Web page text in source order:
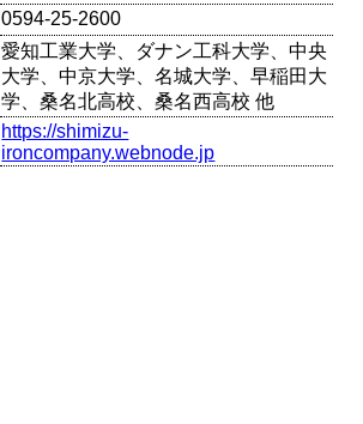
0594-25-2600
愛知工業大学、ダナン工科大学、中央
大学、中京大学、名城大学、早稲田大
学、桑名北高校、桑名西高校 他
https://shimizu-
ironcompany.webnode.jp